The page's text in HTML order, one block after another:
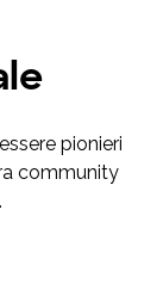
pionieri
community